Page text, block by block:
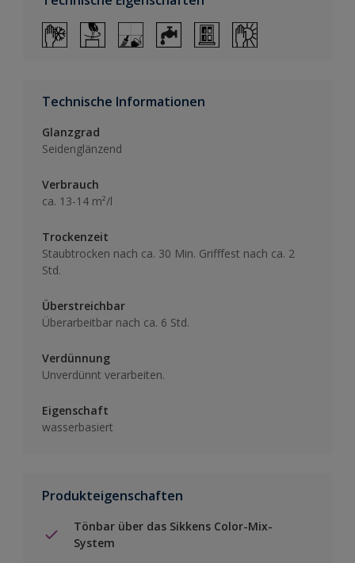
Technische Informationen
Glanzgrad
Seidenglänzend
Verbrauch
ca. 13-14 m²/l
Trockenzeit
Staubtrocken nach ca. 30 Min. Grifffest nach ca. 2
Std.
Überstreichbar
Überarbeitbar nach ca. 6 Std.
Verdünnung
Unverdünnt verarbeiten.
Eigenschaft
wasserbasiert
Produkteigenschaften
Tönbar über das Sikkens Color-Mix-
System